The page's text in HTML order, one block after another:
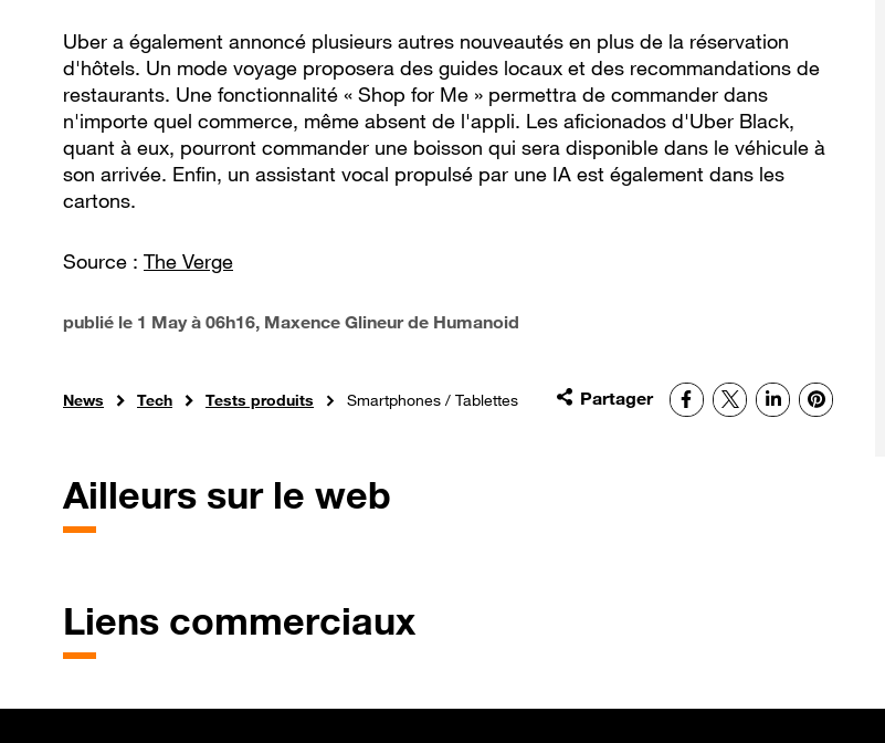
Uber a également annoncé plusieurs autres nouveautés en plus de la réservation
d'hôtels. Un mode voyage proposera des guides locaux et des recommandations de
restaurants. Une fonctionnalité « Shop for Me » permettra de commander dans
n'importe quel commerce, même absent de l'appli. Les aficionados d'Uber Black,
quant à eux, pourront commander une boisson qui sera disponible dans le véhicule à
son arrivée. Enfin, un assistant vocal propulsé par une IA est également dans les
cartons.
Source : The Verge
publié le 1 May à 06h16, Maxence Glineur de Humanoid
News Tech Tests produits Smartphones / Tablettes Partager Facebook
X LinkedInPinterest
Ailleurs sur le web
Liens commerciaux